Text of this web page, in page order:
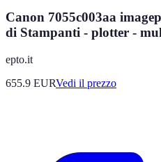
Canon 7055c003aa
di Stampanti - plotter -
epto.it
655.9 EURVedi il prezzo